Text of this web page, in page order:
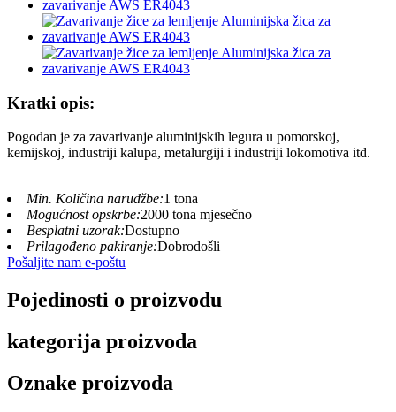
Kratki opis:
Pogodan je za zavarivanje aluminijskih legura u pomorskoj,
kemijskoj, industriji kalupa, metalurgiji i industriji lokomotiva itd.
Min. Količina narudžbe:1 tona
Mogućnost opskrbe:2000 tona mjesečno
Besplatni uzorak:Dostupno
Prilagođeno pakiranje:Dobrodošli
Pošaljite nam e-poštu
Pojedinosti o proizvodu
kategorija proizvoda
Oznake proizvoda